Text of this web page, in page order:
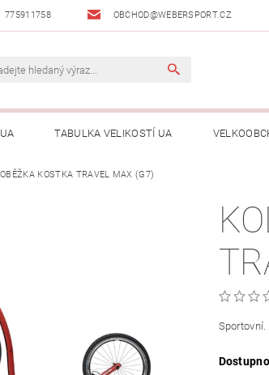
775911758 OBCHOD@WEBERSPORT.CZ
TABULKA VELIKOSTÍ UA
KOSTKA TRAVEL MAX (G7)